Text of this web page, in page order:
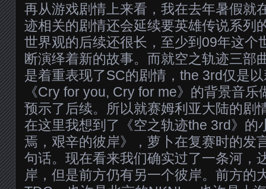
再从游戏剧情上来看，我在去年暑假就
迹相关的剧情还会延续要英雄传说系列
世界观的后续还很长，至少到09年这个
断演绎着新的故事。而就空之轨迹三部
是着重表现了SC的剧情，the 3rd仅是
《Cry for you, Cry for me》的背景音
预示了后续。所以就赛姆利亚大陆的剧
在这里我想到了《空之轨迹the 3rd》的
焉，艰辛的彼岸》，萝卜在复赛时的发
句话。现在看来我们确实过了一条河，
岸，但是前方仍有另一个彼岸。前方的